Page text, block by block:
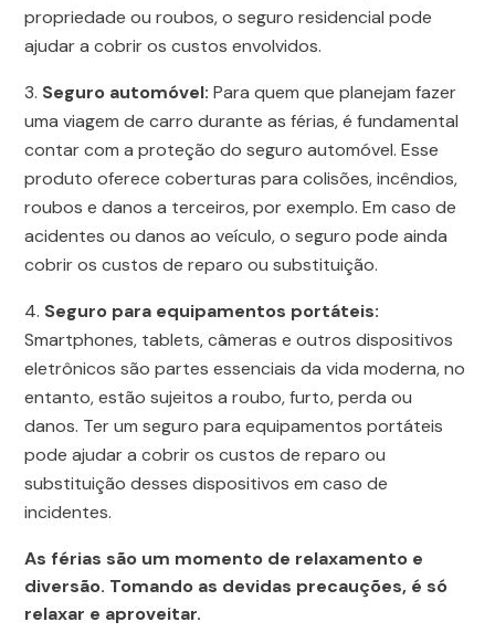
propriedade ou roubos, o seguro residencial pode
ajudar a cobrir os custos envolvidos.
Seguro automóvel:Para quem que planejam fazer
uma viagem de carro durante as férias, é fundamental
contar com a proteção do seguro automóvel. Esse
produto oferece coberturas para colisões, incêndios,
roubos e danos a terceiros, por exemplo. Em caso de
acidentes ou danos ao veículo, o seguro pode ainda
cobrir os custos de reparo ou substituição.
Seguro para equipamentos portáteis:
Smartphones, tablets, câmeras e outros dispositivos
eletrônicos são partes essenciais da vida moderna, no
entanto, estão sujeitos a roubo, furto, perda ou
danos. Ter um seguro para equipamentos portáteis
pode ajudar a cobrir os custos de reparo ou
substituição desses dispositivos em caso de
incidentes.
As férias são um momento de relaxamento e
diversão. Tomando as devidas precauções, é só
relaxar e aproveitar.